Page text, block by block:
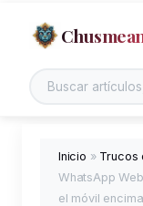
Inicio » Trucos
WhatsApp
el móvil